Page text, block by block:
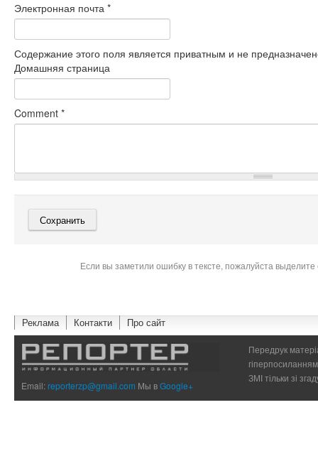
Электронная почта *
Содержание этого поля является приватным и не
Домашняя страница
Comment *
Если вы заметили ошибку в тексте, пожалуйста
Реклама Контакти Про сайт
Email:reporterzp@gmail.com Мы вGoogle+
Передрук
ЗМІ тільки зі